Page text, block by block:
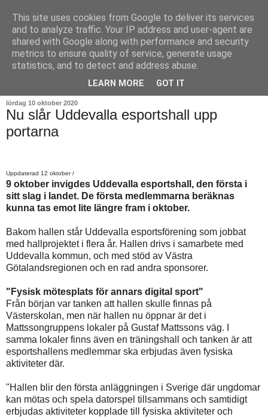
lördag 10 oktober 2020
Nu slår Uddevalla esportshall upp
portarna
Uppdaterad 12 oktober /
9 oktober invigdes Uddevalla esportshall, den första i
sitt slag i landet. De första medlemmarna beräknas
kunna tas emot lite längre fram i oktober.
Bakom hallen står Uddevalla esportsförening som jobbat
med hallprojektet i flera år. Hallen drivs i samarbete med
Uddevalla kommun, och med stöd av Västra
Götalandsregionen och en rad andra sponsorer.
"Fysisk mötesplats för annars digital sport"
Från början var tanken att hallen skulle finnas på
Västerskolan, men när hallen nu öppnar är det i
Mattssongruppens lokaler på Gustaf Mattssons väg. I
samma lokaler finns även en träningshall och tanken är att
esportshallens medlemmar ska erbjudas även fysiska
aktiviteter där.
"Hallen blir den första anläggningen i Sverige där ungdomar
kan mötas och spela datorspel tillsammans och samtidigt
erbjudas aktiviteter kopplade till fysiska aktiviteter och
This site uses cookies from Google to deliver its services
and to analyze traffic. Your IP address and user-agent are
shared with Google along with performance and security
metrics to ensure quality of service, generate usage
statistics, and to detect and address abuse.
LEARN MORE GOT IT